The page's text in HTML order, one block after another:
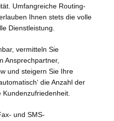
Umfangreiche Routing-
Ihnen stets die volle
Dienstleistung.
vermitteln Sie
Ansprechpartner,
und steigern Sie Ihre
die Anzahl der
Kundenzufriedenheit.
und SMS-